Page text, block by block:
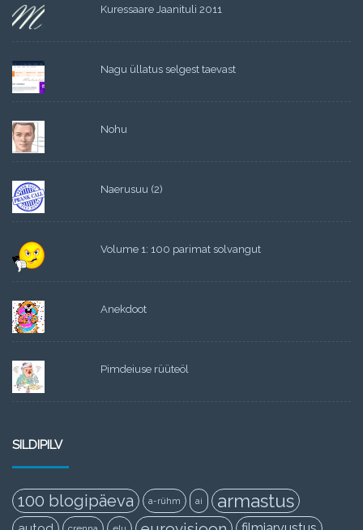
Kuressaare Jaanituli 2011
Nagu üllatus selgest taevast
Nohu
Naerusuu (2)
Volume 1: 100 parimat solvangut
Anekdoot
Pimdeiuse rüüteöl
SILDIPILV
100 blogipäeva a-rühm ai armastus